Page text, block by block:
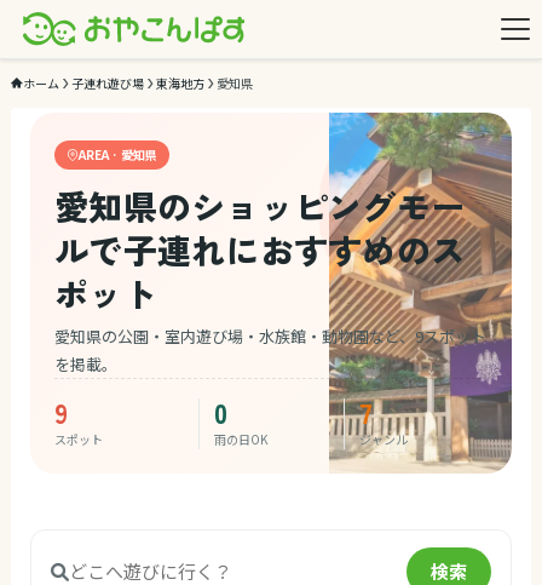
ホーム 子連れ遊び場 東海地方 愛知県
AREA · 愛知県
愛知県のショッピングモー
ルで子連れにおすすめのス
ポット
愛知県の公園・室内遊び場・水族館・動物園など、9スポット
を掲載。
9
スポット
0
雨の日OK
7
ジャンル
検索